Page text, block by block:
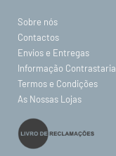
Sobre nós
Contactos
Envios e Entregas
Informação Contrastaria
Termos e Condições
As Nossas Lojas